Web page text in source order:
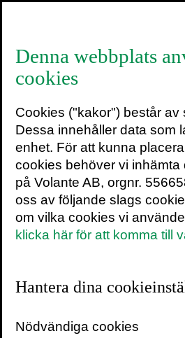
i media
23 september 2018 1
Vill du få snabbkoll på
att lyssna på och läsa de
med mig om boken, får du
beslut!
Denna webbplats
cookies
Cookies ("kakor") består av
Dessa innehåller data som
enhet. För att kunna
cookies behöver vi inhämta
på Volante AB, orgnr.
oss av följande slags
om vilka cookies vi
klicka här för att komma till
Hantera dina
Nödvändiga cookies